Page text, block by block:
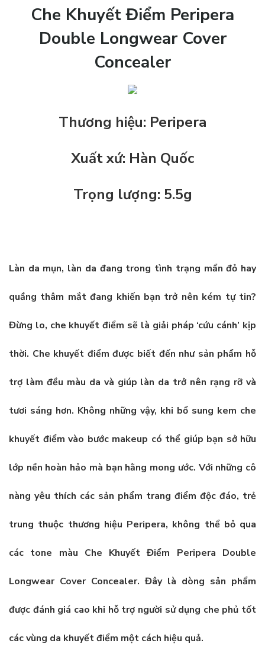
Che Khuyết Điểm Peripera
Double Longwear Cover
Concealer
Thương hiệu: Peripera
Xuất xứ: Hàn Quốc
Trọng lượng: 5.5g
Làn da mụn, làn da đang trong tình trạng mẩn đỏ hay
quầng thâm mắt đang khiến bạn trở nên kém tự tin?
Đừng lo, che khuyết điểm sẽ là giải pháp ‘cứu cánh’ kịp
thời. Che khuyết điểm được biết đến như sản phẩm hỗ
trợ làm đều màu da và giúp làn da trở nên rạng rỡ và
tươi sáng hơn. Không những vậy, khi bổ sung kem che
khuyết điểm vào bước makeup có thể giúp bạn sở hữu
lớp nền hoàn hảo mà bạn hằng mong ước. Với những cô
nàng yêu thích các sản phẩm trang điểm độc đáo, trẻ
trung thuộc thương hiệu Peripera, không thể bỏ qua
các tone màu Che Khuyết Điểm Peripera Double
Longwear Cover Concealer. Đây là dòng sản phẩm
được đánh giá cao khi hỗ trợ người sử dụng che phủ tốt
các vùng da khuyết điểm một cách hiệu quả.